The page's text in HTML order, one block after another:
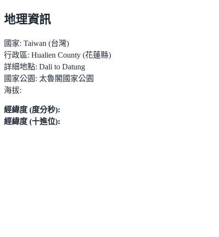
地理資訊
國家: Taiwan (台灣)
行政區: Hualien County (花蓮縣)
詳細地點: Dali to Datung
國家公園: 太魯閣國家公園
海拔:
經緯度 (度分秒):
經緯度 (十進位):